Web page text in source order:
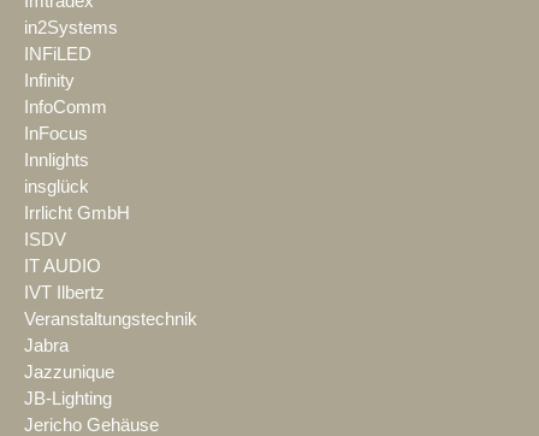
in2Systems
INFiLED
Infinity
InfoComm
InFocus
Innlights
insglück
Irrlicht GmbH
ISDV
IT AUDIO
IVT Ilbertz
Veranstaltungstechnik
Jabra
Jazzunique
JB-Lighting
Jericho Gehäuse